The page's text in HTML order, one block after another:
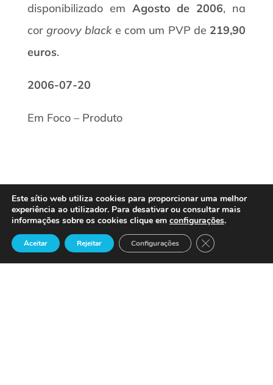
disponibilizado em Agosto de 2006, na
corgroovy blacke com um PVP de 219,90
euros.
2006-07-20
Em Foco – Produto
Este sítio web utiliza cookies para proporcionar uma melhor
experiência ao utilizador. Para desativar ou consultar mais
informações sobre os cookies clique em configurações.
Aceitar Rejeitar Configurações Close GDPR